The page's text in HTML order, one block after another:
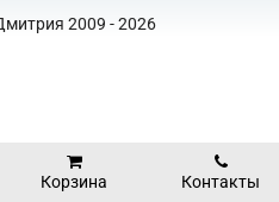
2009 - 2026
Корзина Контакты